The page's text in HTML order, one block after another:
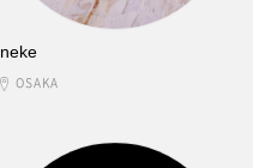
neke
OSAKA